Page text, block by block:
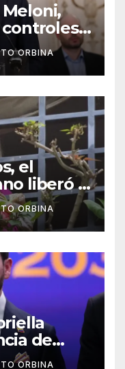
controles
desde
ORBINA
el
liberó a
presa
ORBINA
de
ORBINA